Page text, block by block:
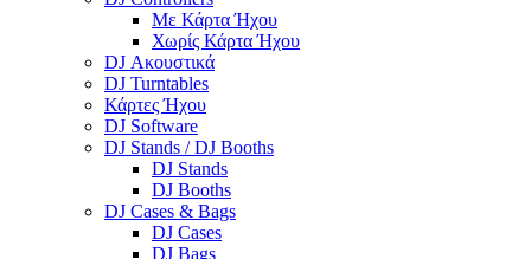
Με Κάρτα Ήχου
Χωρίς Κάρτα Ήχου
DJ Ακουστικά
DJ Turntables
Κάρτες Ήχου
DJ Software
DJ Stands / DJ Booths
DJ Stands
DJ Booths
DJ Cases & Bags
DJ Cases
DJ Bags